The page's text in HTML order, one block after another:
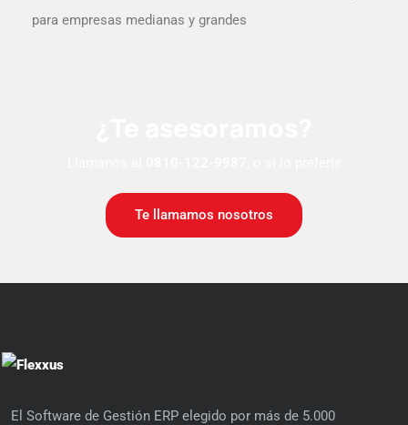
para empresas medianas y grandes
Te llamamos nosotros
El Software de Gestión ERP elegido por más de 5.000